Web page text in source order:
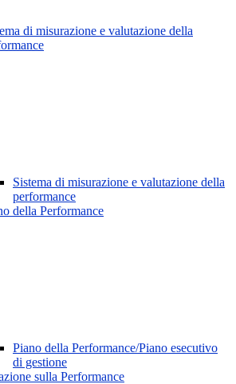
di misurazione e valutazione della
Sistema di misurazione e valutazione della
performance
della Performance
Piano della Performance/Piano esecutivo
di gestione
sulla Performance